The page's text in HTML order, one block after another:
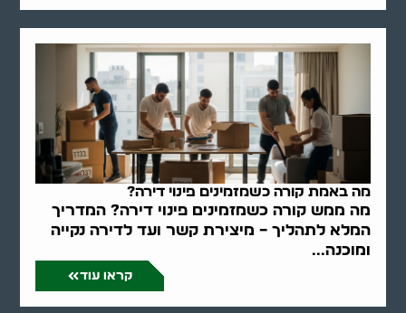
מה באמת קורה כשמזמינים פינוי דירה?
מה ממש קורה כשמזמינים פינוי דירה? המדריך
המלא לתהליך – מיצירת קשר ועד לדירה נקייה
ומוכנה...
קראו עוד